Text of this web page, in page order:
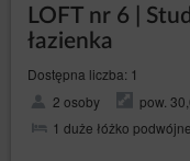
LOFT nr 6 |
łazienka
Dostępna liczba: 1
2 osoby
pow.
1 duże łóżko